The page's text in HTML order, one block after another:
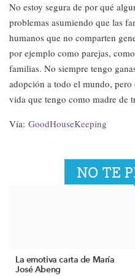
No estoy segura de por qué
problemas asumiendo que las
humanos que no comparten
por ejemplo como parejas,
familias. No siempre tengo
adopción a todo el mundo,
vida que tengo como madre de
Vía: GoodHouseKeeping
NO TE
La emotiva carta de María
José Abeng